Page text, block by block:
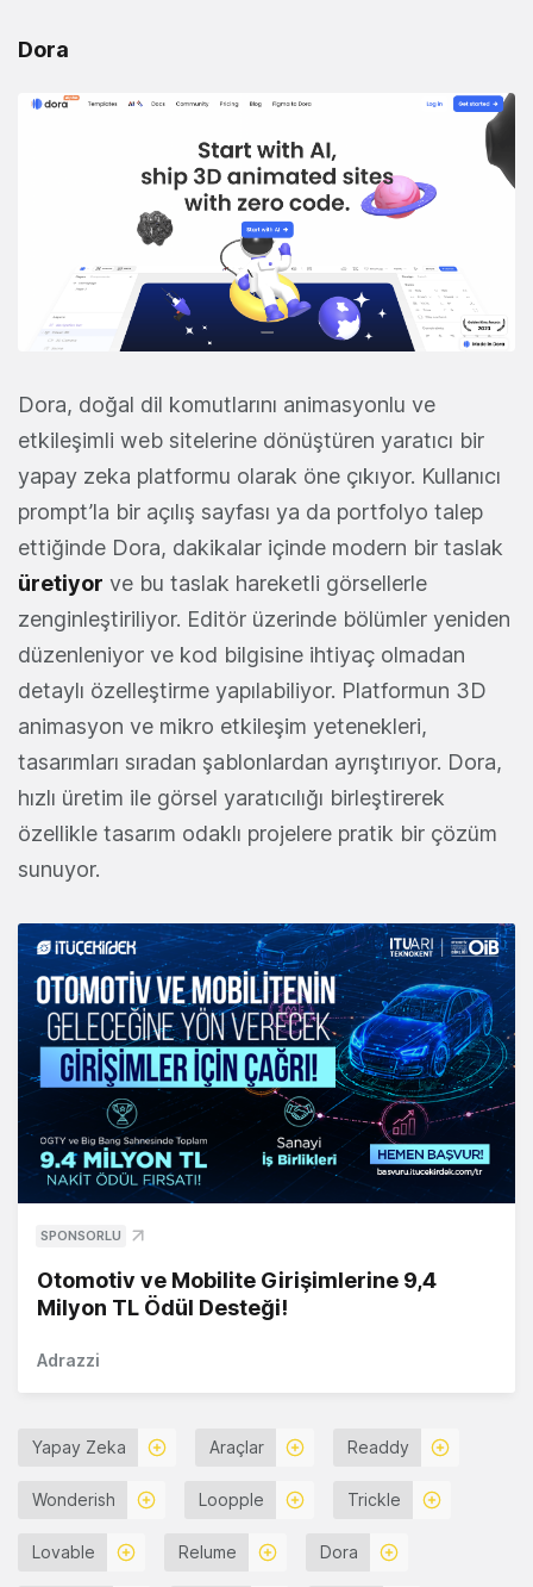
Dora
Dora, doğal dil komutlarını animasyonlu ve
etkileşimli web sitelerine dönüştüren yaratıcı bir
yapay zeka platformu olarak öne çıkıyor. Kullanıcı
prompt’la bir açılış sayfası ya da portfolyo talep
ettiğinde Dora, dakikalar içinde modern bir taslak
üretiyor ve bu taslak hareketli görsellerle
zenginleştiriliyor. Editör üzerinde bölümler yeniden
düzenleniyor ve kod bilgisine ihtiyaç olmadan
detaylı özelleştirme yapılabiliyor. Platformun 3D
animasyon ve mikro etkileşim yetenekleri,
tasarımları sıradan şablonlardan ayrıştırıyor. Dora,
hızlı üretim ile görsel yaratıcılığı birleştirerek
özellikle tasarım odaklı projelere pratik bir çözüm
sunuyor.
SPONSORLU
Otomotiv ve Mobilite Girişimlerine 9,4
Milyon TL Ödül Desteği!
Adrazzi
Yapay Zeka Araçlar Readdy
Wonderish Loopple Trickle
Lovable Relume Dora